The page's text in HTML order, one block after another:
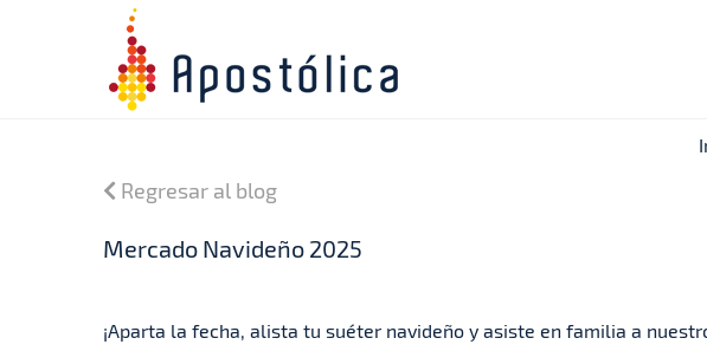
Regresar al blog
Mercado Navideño 2025
¡Aparta la fecha, alista tu suéter navideño y asiste en familia a